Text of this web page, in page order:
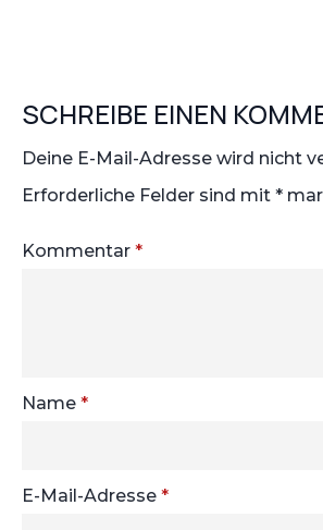
SCHREIBE EINEN
Deine E-Mail-Adresse wird nicht
Erforderliche Felder sind mit *
Kommentar *
Name *
E-Mail-Adresse *